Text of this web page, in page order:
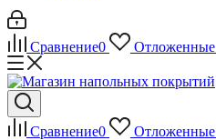
Сравнение0 Отложенные
Сравнение0 Отложенные